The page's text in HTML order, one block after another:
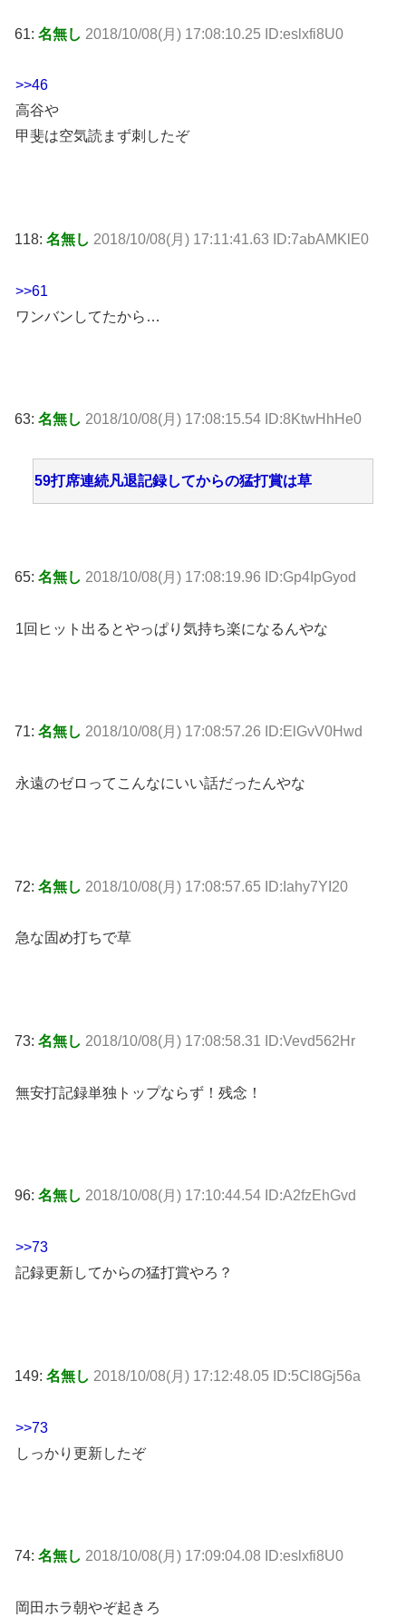
61: 名無し 2018/10/08(月) 17:08:10.25 ID:eslxfi8U0
>>46
高谷や
甲斐は空気読まず刺したぞ
118: 名無し 2018/10/08(月) 17:11:41.63 ID:7abAMKlE0
>>61
ワンバンしてたから…
63: 名無し 2018/10/08(月) 17:08:15.54 ID:8KtwHhHe0
59打席連続凡退記録してからの猛打賞は草
65: 名無し 2018/10/08(月) 17:08:19.96 ID:Gp4IpGyod
1回ヒット出るとやっぱり気持ち楽になるんやな
71: 名無し 2018/10/08(月) 17:08:57.26 ID:ElGvV0Hwd
永遠のゼロってこんなにいい話だったんやな
72: 名無し 2018/10/08(月) 17:08:57.65 ID:Iahy7YI20
急な固め打ちで草
73: 名無し 2018/10/08(月) 17:08:58.31 ID:Vevd562Hr
無安打記録単独トップならず！残念！
96: 名無し 2018/10/08(月) 17:10:44.54 ID:A2fzEhGvd
>>73
記録更新してからの猛打賞やろ？
149: 名無し 2018/10/08(月) 17:12:48.05 ID:5Cl8Gj56a
>>73
しっかり更新したぞ
74: 名無し 2018/10/08(月) 17:09:04.08 ID:eslxfi8U0
岡田ホラ朝やぞ起きろ